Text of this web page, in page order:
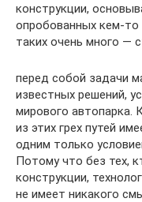
конструкции,
опробованных кем-то
таких очень много —
перед собой задачи
известных решений,
мирового автопарка.
из этих грех путей
одним только
Потому что без тех,
конструкции,
не имеет никакого